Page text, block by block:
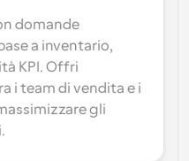
domande
a inventario,
KPI. Offri
i team di vendita e i
gli